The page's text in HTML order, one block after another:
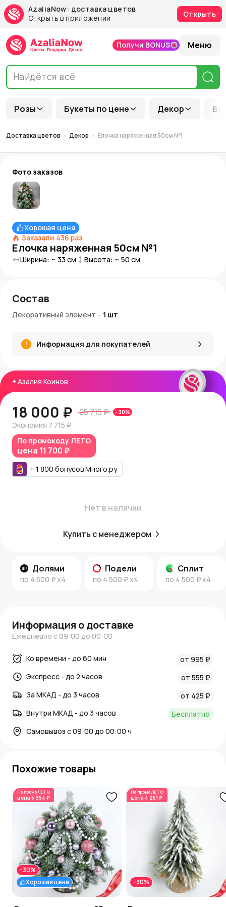
AzaliaNow: доставка цветов
Открыть в приложении
Открыть
Розы Букеты по цене Декор
Получи BONUS Меню
Доставка цветов Декор Елочка наряженная 50см №1
Фото заказов
Хорошая цена
Заказали 436 раз
Елочка наряженная 50см №1
Ширина: ~ 33 см Высота: ~ 50 см
+ Азалия Коинов
18 000 ₽ 25 715 ₽ - 30%
Экономия 7 715 ₽
По промокоду ЛЕТО
цена 11 700 ₽
+ 1 800 бонусовМного.ру
Нет в наличии
Купить с менеджером
Долями
по 4 500 ₽x4
Подели
по 4 500 ₽x4
Сплит
по 4 500 ₽x4
Состав
Декоративный элемент - 1 шт
Информация для покупателей
Информация о доставке
Ежедневно с 09:00 до 00:00
Ко времени - до 60 мин
от 995 ₽
Экспресс - до 2 часов
от 555 ₽
За МКАД - до 3 часов
от 425 ₽
Внутри МКАД - до 3 часов
Бесплатно
Самовывоз с 09:00 до 00:00 ч
Похожие товары
По промоЛЕТО
цена 5 954 ₽
Хорошая цена
-30%
По промоЛЕТО
цена 4 251 ₽
-30%